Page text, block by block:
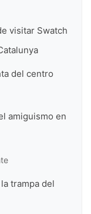
visitar Swatch
del centro
amiguismo en
trampa del